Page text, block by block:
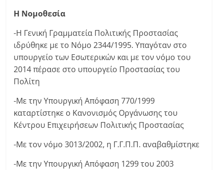
Η Νομοθεσία
-Η Γενική Γραμματεία Πολιτικής Προστασίας
ιδρύθηκε με το Νόμο 2344/1995. Υπαγόταν στο
υπουργείο των Εσωτερικών και με τον νόμο του
2014 πέρασε στο υπουργείο Προστασίας του
Πολίτη
-Με την Υπουργική Απόφαση 770/1999
καταρτίστηκε ο Κανονισμός Οργάνωσης του
Κέντρου Επιχειρήσεων Πολιτικής Προστασίας
-Με τον νόμο 3013/2002, η Γ.Γ.Π.Π. αναβαθμίστηκε
-Με την Υπουργική Απόφαση 1299 του 2003